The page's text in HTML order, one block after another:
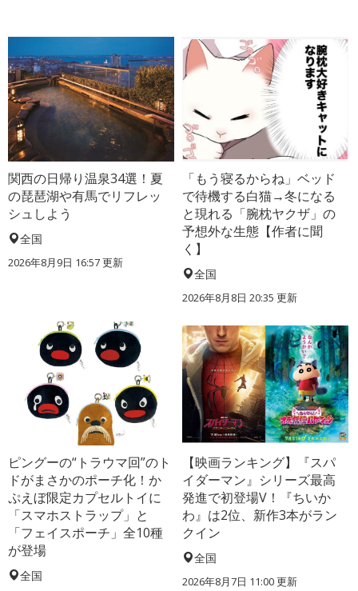
関西の日帰り温泉34選！夏
の琵琶湖や有馬でリフレッ
シュしよう
全国
2026年8月9日 16:57更新
「もう寝るからね」ベッド
で待機する白猫→冬になる
と現れる「腕枕ヤクザ」の
予想外な生態【作者に聞
く】
全国
2026年8月8日 20:35 更新
ピングーの“トラウマ回”のト
ドがまさかのポーチ化！か
ぷえぼ限定カプセルトイに
「スマホストラップ」と
「フェイスポーチ」全10種
が登場
全国
【映画ランキング】『スパ
イダーマン』シリーズ最高
発進で初登場V！『ちいか
わ』は2位、新作3本がラン
クイン
全国
2026年8月7日 11:00更新